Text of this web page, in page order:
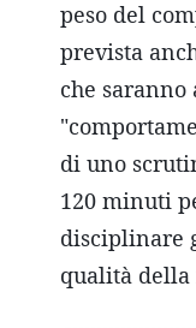
peso del
prevista
che
di uno
120 minuti
disciplinare
qualità della